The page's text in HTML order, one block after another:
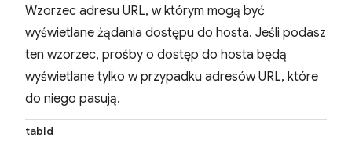
Wzorzec adresu URL, w którym mogą być
wyświetlane żądania dostępu do hosta. Jeśli podasz
ten wzorzec, prośby o dostęp do hosta będą
wyświetlane tylko w przypadku adresów URL, które
do niego pasują.
tabId